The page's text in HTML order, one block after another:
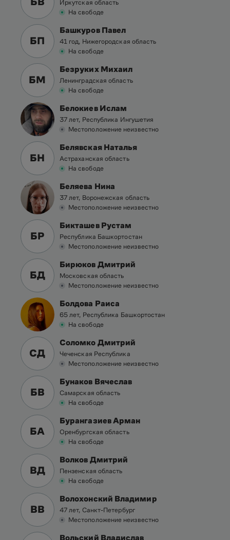
Иркутская область
На свободе
БП
Башкуров Павел
41 год, Нижегородская область
На свободе
БМ
Безруких Михаил
Ленинградская область
На свободе
Белокиев Ислам
37 лет, Республика Ингушетия
Местоположение неизвестно
БН
Белявская Наталья
Астраханская область
На свободе
Беляева Нина
37 лет, Воронежская область
Местоположение неизвестно
БР
Бикташев Рустам
Республика Башкортостан
Местоположение неизвестно
БД
Бирюков Дмитрий
Московская область
Местоположение неизвестно
Болдова Раиса
65 лет, Республика Башкортостан
На свободе
СД
Соломко Дмитрий
Чеченская Республика
Местоположение неизвестно
БВ
Бунаков Вячеслав
Самарская область
На свободе
БА
Бурангазиев Арман
Оренбургская область
На свободе
ВД
Волков Дмитрий
Пензенская область
На свободе
ВВ
Волохонский Владимир
47 лет, Санкт-Петербург
Местоположение неизвестно
Вольский Владислав